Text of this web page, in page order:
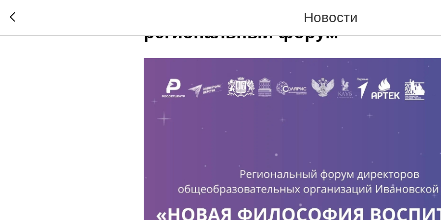
Новости
В Иванове состоится
региональный форум